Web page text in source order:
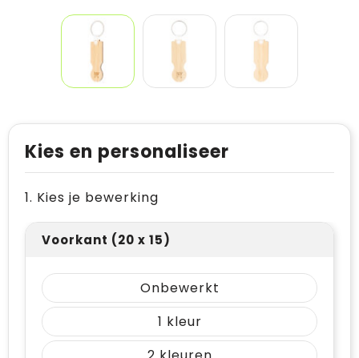
Kies en personaliseer
1. Kies je bewerking
Voorkant (20 x 15)
Onbewerkt
1